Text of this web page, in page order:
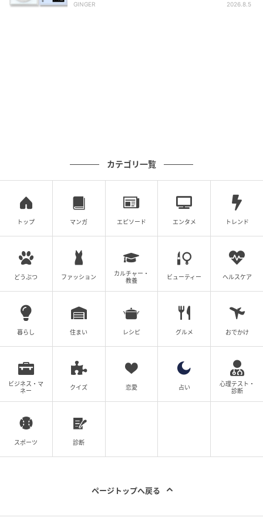
後ろに丸みをつけ、きゅっとくびれを作ってコンパク
トにおさめたウルフスタイル。担当した
おしゃれに立体感と透明感を」とコメントしており、
ハイライトによって奥行きのある仕上がりに。立体感
が出ることで毛流れもきれいに見えて軽やか。白髪が
気になる人も、ぼかしながらおしゃれに楽しめそうで
す。
※本文中の画像は投稿主様より掲載許諾をいただいて
※こちらの記事では@kitadani_koujiro様、
GINGER 2026.8.5
カテゴリ一覧
トップ マンガ エピソード エンタメ トレンド
どうぶつ ファッション
カルチャー・
教養
ビューティー ヘルスケア
暮らし 住まい レシピ グルメ おでかけ
ビジネス・マ
ネー
クイズ 恋愛 占い
心理テスト・
診断
スポーツ 診断
ページトップへ戻る